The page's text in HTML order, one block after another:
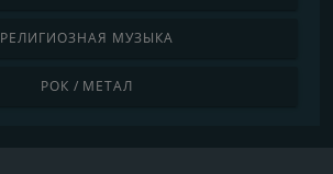
РЕЛИГИОЗНАЯ МУЗЫКА
РОК / МЕТАЛ